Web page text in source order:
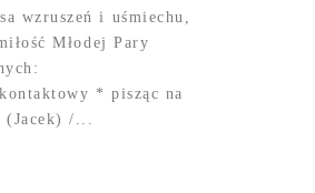
wzruszeń i uśmiechu,
Młodej Pary
* pisząc na
(Jacek) /...